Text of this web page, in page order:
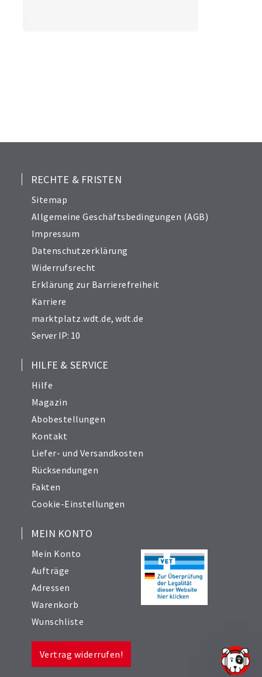
RECHTE & FRISTEN
Sitemap
Allgemeine Geschäftsbedingungen (AGB)
Impressum
Datenschutzerklärung
Widerrufsrecht
Erklärung zur Barrierefreiheit
Karriere
marktplatz.wdt.de,wdt.de
Server IP: 10
HILFE & SERVICE
Hilfe
Magazin
Abobestellungen
Kontakt
Liefer- und Versandkosten
Rücksendungen
Fakten
Cookie-Einstellungen
MEIN KONTO
Mein Konto
Aufträge
Adressen
Warenkorb
Wunschliste
Vertrag widerrufen!